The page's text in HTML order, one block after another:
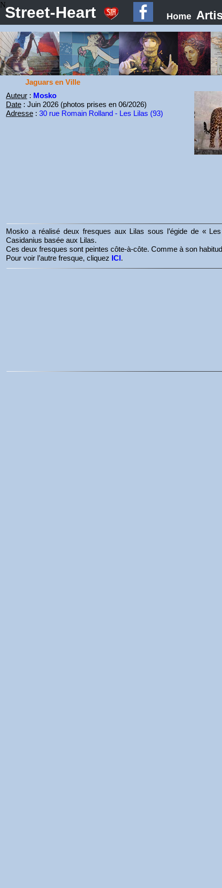
NStreet-Heart Home
Jaguars en Ville
Auteur: Mosko
Date: Juin 2026 (photos prises en 06/2026)
Adresse: 30 rue Romain Rolland - Les Lilas (93)
Mosko a réalisé deux fresques aux Lilas sous l’égide de «
Casidanius basée aux Lilas.
Ces deux fresques sont peintes côte-à-côte. Comme à son
Pour voir l’autre fresque, cliquez ICI.